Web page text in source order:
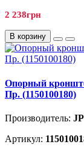
2 238грн
В корзину
Опорный
Пр. (1150100180)
Производитель:
Артикул: